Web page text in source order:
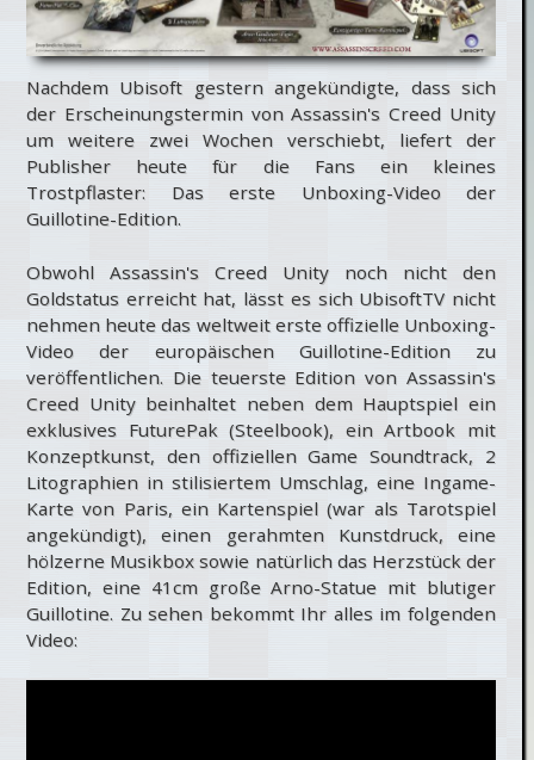
Nachdem Ubisoft gestern angekündigte, dass sich
der Erscheinungstermin von Assassin's Creed Unity
um weitere zwei Wochen verschiebt, liefert der
Publisher heute für die Fans ein kleines
Trostpflaster: Das erste Unboxing-Video der
Guillotine-Edition.
Obwohl Assassin's Creed Unity noch nicht den
Goldstatus erreicht hat, lässt es sich UbisoftTV nicht
nehmen heute das weltweit erste offizielle Unboxing-
Video der europäischen Guillotine-Edition zu
veröffentlichen. Die teuerste Edition von Assassin's
Creed Unity beinhaltet neben dem Hauptspiel ein
exklusives FuturePak (Steelbook), ein Artbook mit
Konzeptkunst, den offiziellen Game Soundtrack, 2
Litographien in stilisiertem Umschlag, eine Ingame-
Karte von Paris, ein Kartenspiel (war als Tarotspiel
angekündigt), einen gerahmten Kunstdruck, eine
hölzerne Musikbox sowie natürlich das Herzstück der
Edition, eine 41cm große Arno-Statue mit blutiger
Guillotine. Zu sehen bekommt Ihr alles im folgenden
Video: